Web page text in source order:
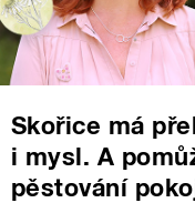
Skořice má
i mysl. A
pěstování